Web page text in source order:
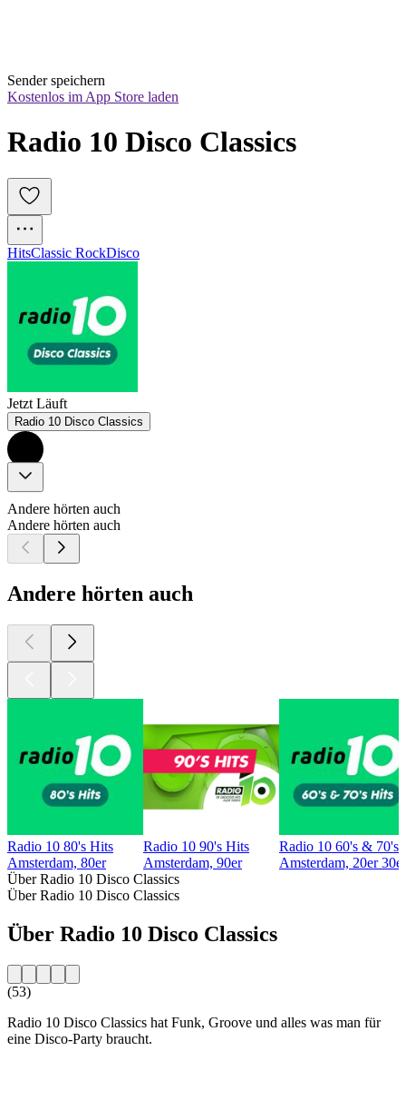
Sender speichern
Kostenlos im App Store laden
Radio 10 Disco Classics
HitsClassic RockDisco
Jetzt Läuft
Radio 10 Disco Classics
Andere hörten auch
Andere hörten auch
Andere hörten auch
Radio 10 80's Hits
Amsterdam, 80er
Radio 10 90's Hits
Amsterdam, 90er
Radio 10 60's & 70's
Amsterdam, 20er
Über Radio 10 Disco Classics
Über Radio 10 Disco Classics
Über Radio 10 Disco Classics
(53)
Radio 10 Disco Classics hat Funk, Groove und alles was man für
eine Disco-Party braucht.